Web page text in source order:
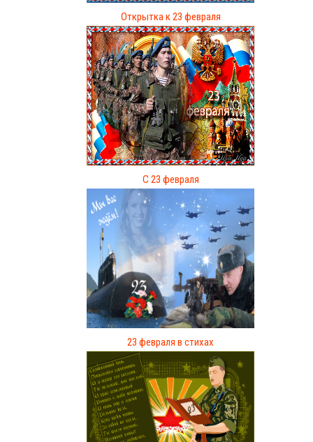
Открытка к 23 февраля
С 23 февраля
23 февраля в стихах